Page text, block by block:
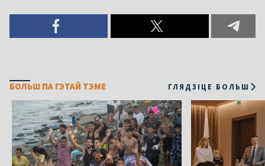
БОЛЬШ ПА ГЭТАЙ ТЭМЕ ГЛЯДЗІЦЕ БОЛЬШ